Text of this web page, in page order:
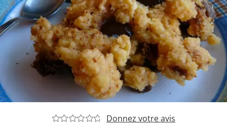
Donnez votre avis